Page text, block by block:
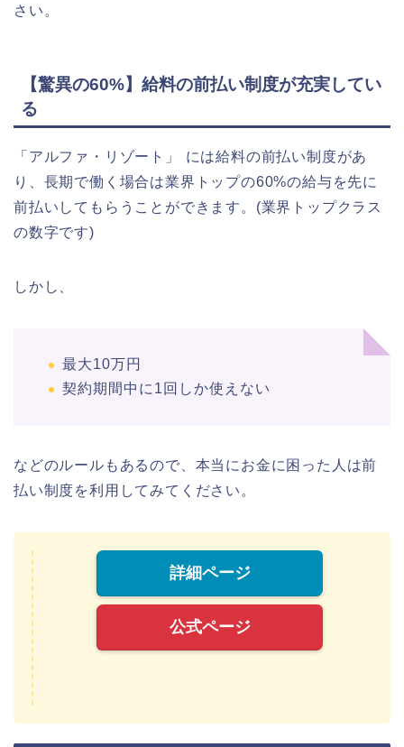
さい。
【驚異の60%】給料の前払い制度が充実してい
る
「アルファ・リゾート」
には給料の前払い制度があ
り、長期で働く場合は業界トップの60%の給与を先に
前払いしてもらうことができます。(業界トップクラス
の数字です)
しかし、
最大10万円
契約期間中に1回しか使えない
などのルールもあるので、本当にお金に困った人は前
払い制度を利用してみてください。
詳細ページ
公式ページ